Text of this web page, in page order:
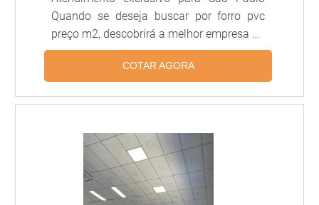
Quando se deseja buscar por forro pvc
preço m2, descobrirá a melhor empresa do
segmento. Solicitando um orçamento por
meio da própria empresa e achando a
um só lugar. UM POUCO MAIS SOBRE
forro pvc preço m2 em uma empresa
altamente qualificada, acha o site da
Nova Geração forros PVC. É possível
encontrar painel forro pvc e forro de pvc
COTAR AGORA